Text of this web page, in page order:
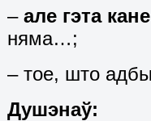
–але гэта
няма…;
– тое, што
Душэнаў: